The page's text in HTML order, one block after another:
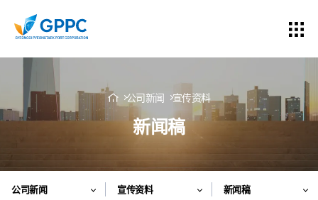
公司新闻 宣传资料
新闻稿
公司新闻 宣传资料 新闻稿